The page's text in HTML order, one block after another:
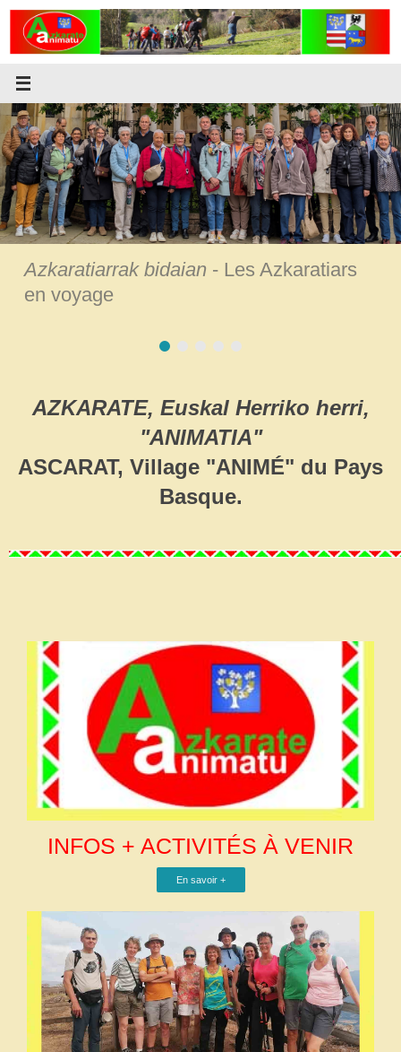
Passer
contenu
Azkaratiarrak bidaian - Les Azkaratiars
en voyage
AZKARATE, Euskal Herriko herri,
"ANIMATIA"
ASCARAT, Village "ANIMÉ" du Pays
Basque.
INFOS + ACTIVITÉS À VENIR
En savoir +